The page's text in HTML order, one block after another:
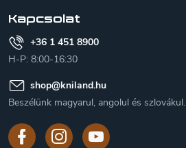
Kapcsolat
+36 1 451 8900
H-P: 8:00-16:30
shop@kniland.hu
Beszélünk magyarul, angolul és szlovákul.